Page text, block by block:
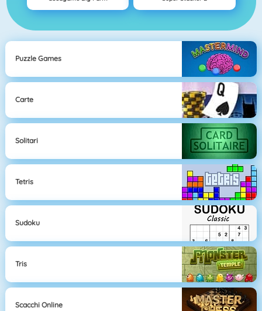
Puzzle Games
Carte
Solitari
Tetris
Sudoku
Tris
Scacchi Online